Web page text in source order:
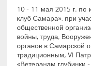
10 - 11 мая 2015 г.
клуб Самара», при
общественной
войны, труда,
органов в Самарской
традиционным, VI
«Ветеранам глубинки